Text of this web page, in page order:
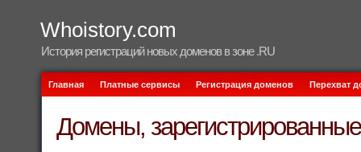
Whoistory.com
История регистраций новых доменов в зоне .RU
Главная Платные сервисы Регистрация доменов Перехват
Домены,